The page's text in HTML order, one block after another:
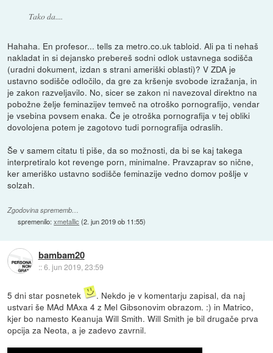
Tako da....
Hahaha. En profesor... tells za metro.co.uk tabloid. Ali pa ti nehaš
nakladat in si dejansko prebereš sodni odlok ustavnega sodišča
(uradni dokument, izdan s strani ameriški oblasti)? V ZDA je
ustavno sodišče odločilo, da gre za kršenje svobode izražanja, in
je zakon razveljavilo. No, sicer se zakon ni navezoval direktno na
pobožne želje feminazijev temveč na otroško pornografijo, vendar
je vsebina povsem enaka. Če je otroška pornografija v tej obliki
dovolojena potem je zagotovo tudi pornografija odraslih.
Še v samem citatu ti piše, da so možnosti, da bi se kaj takega
interpretiralo kot revenge porn, minimalne. Pravzaprav so nične,
ker ameriško ustavno sodišče feminazije vedno domov pošlje v
solzah.
Zgodovina sprememb…
spremenilo:xmetallic (2. jun 2019 ob 11:55)
bambam20
::6. jun 2019, 23:59
5 dni star posnetek
. Nekdo je v komentarju zapisal, da naj
ustvari še MAd MAxa 4 z Mel Gibsonovim obrazom. :) in Matrico,
kjer bo namesto Keanuja Will Smith. Will Smith je bil drugače prva
opcija za Neota, a je zadevo zavrnil.